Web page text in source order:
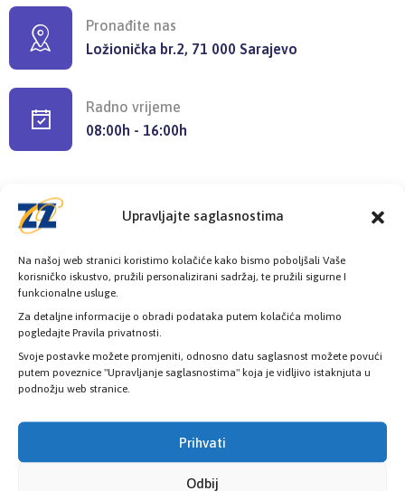
Upravljajte saglasnostima
Na našoj web stranici koristimo kolačiće kako bismo poboljšali Vaše
korisničko iskustvo, pružili personalizirani sadržaj, te pružili sigurne I
funkcionalne usluge.
Za detaljne informacije o obradi podataka putem kolačića molimo
pogledajte Pravila privatnosti.
Svoje postavke možete promjeniti, odnosno datu saglasnost možete povući
putem poveznice "Upravljanje saglasnostima" koja je vidljivo istaknjuta u
podnožju web stranice.
Prihvati
Odbij
Pronađite nas
Ložionička br.2, 71 000 Sarajevo
Radno vrijeme
08:00h - 16:00h
Provjerite status vaše elektronske
zdravstvene kartice
PROVJERITE STATUS